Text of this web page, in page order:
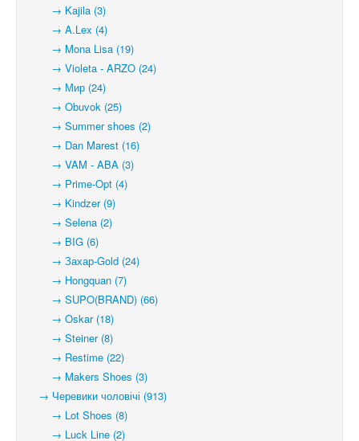
→ Kajila (3)
→ A.Lex (4)
→ Mona Lisa (19)
→ Violeta - ARZO (24)
→ Мир (24)
→ Obuvok (25)
→ Summer shoes (2)
→ Dan Marest (16)
→ VAM - ABA (3)
→ Prime-Opt (4)
→ Kindzer (9)
→ Selena (2)
→ BIG (6)
→ Захар-Gold (24)
→ Hongquan (7)
→ SUPO(BRAND) (66)
→ Oskar (18)
→ Steiner (8)
→ Restime (22)
→ Makers Shoes (3)
→ Черевики чоловічі (913)
→ Lot Shoes (8)
→ Luck Line (2)